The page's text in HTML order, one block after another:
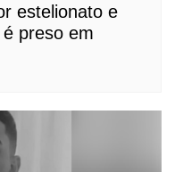
estelionato e
preso em